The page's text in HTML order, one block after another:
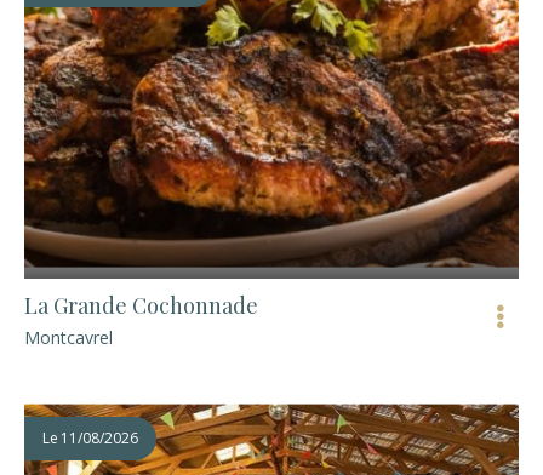
La Grande Cochonnade
Montcavrel
Le 11/08/2026